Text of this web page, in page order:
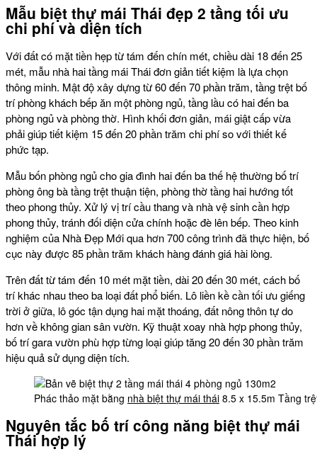
Mẫu biệt thự mái Thái đẹp 2 tầng tối ưu
chi phí và diện tích
Với đất có mặt tiền hẹp từ tám đến chín mét, chiều dài 18 đến 25
mét, mẫu nhà hai tầng mái Thái đơn giản tiết kiệm là lựa chọn
thông minh. Mật độ xây dựng từ 60 đến 70 phần trăm, tầng trệt bố
trí phòng khách bếp ăn một phòng ngủ, tầng lầu có hai đến ba
phòng ngủ và phòng thờ. Hình khối đơn giản, mái giật cấp vừa
phải giúp tiết kiệm 15 đến 20 phần trăm chi phí so với thiết kế
phức tạp.
Mẫu bốn phòng ngủ cho gia đình hai đến ba thế hệ thường bố trí
phòng ông bà tầng trệt thuận tiện, phòng thờ tầng hai hướng tốt
theo phong thủy. Xử lý vị trí cầu thang và nhà vệ sinh cần hợp
phong thủy, tránh đối diện cửa chính hoặc đè lên bếp. Theo kinh
nghiệm của Nhà Đẹp Mới qua hơn 700 công trình đã thực hiện, bố
cục này được 85 phần trăm khách hàng đánh giá hài lòng.
Trên đất từ tám đến 10 mét mặt tiền, dài 20 đến 30 mét, cách bố
trí khác nhau theo ba loại đất phổ biến. Lô liền kề cần tối ưu giếng
trời ở giữa, lô góc tận dụng hai mặt thoáng, đất nông thôn tự do
hơn về không gian sân vườn. Kỹ thuật xoay nhà hợp phong thủy,
bố trí gara vườn phù hợp từng loại giúp tăng 20 đến 30 phần trăm
hiệu quả sử dụng diện tích.
Phác thảo mặt bằng nhà biệt thự mái thái 8.5 x 15.5m Tầng
Nguyên tắc bố trí công năng biệt thự mái
Thái hợp lý